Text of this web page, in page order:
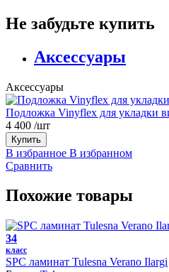
Не забудьте купить
Аксессуары
Аксессуары
Подложка Vinyflex для укладки
4 400 /шт
Купить
В избранное В избранном
Сравнить
Похожие товары
34
класс
SPC ламинат Tulesna Verano Ilargi